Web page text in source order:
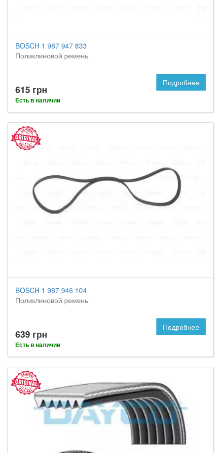
BOSCH 1 987 947 833
Поликлиновой ремень
615 грн
Есть в наличии
Подробнее
BOSCH 1 987 946 104
Поликлиновой ремень
639 грн
Есть в наличии
Подробнее